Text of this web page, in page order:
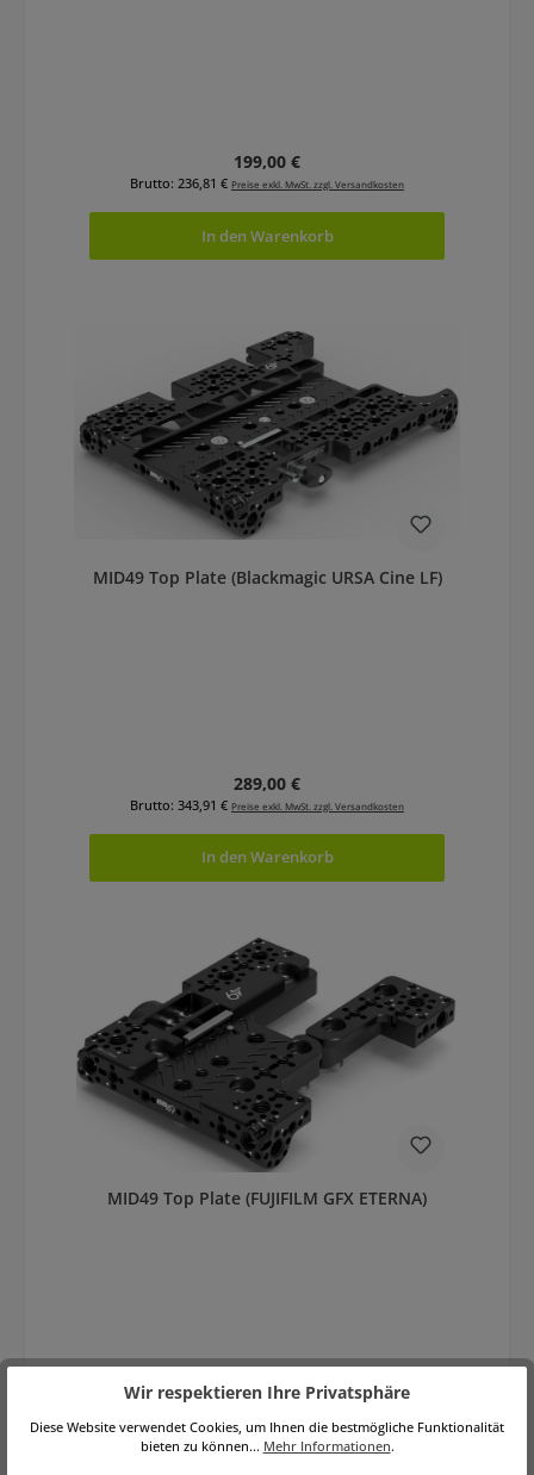
Regulärer Preis:
199,00 €
Brutto: 236,81 € Preise exkl. MwSt. zzgl. Versandkosten
In den Warenkorb
MID49 Top Plate (Blackmagic URSA Cine LF)
Regulärer Preis:
289,00 €
Brutto: 343,91 € Preise exkl. MwSt. zzgl. Versandkosten
In den Warenkorb
MID49 Top Plate (FUJIFILM GFX ETERNA)
Regulärer Preis:
249,00 €
Brutto: 296,31 €Preise exkl. MwSt. zzgl. Versandkosten
Wir respektieren Ihre Privatsphäre
Diese Website verwendet Cookies, um Ihnen die bestmögliche Funktionalität
bieten zu können... Mehr Informationen.